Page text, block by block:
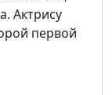
Актрису
первой